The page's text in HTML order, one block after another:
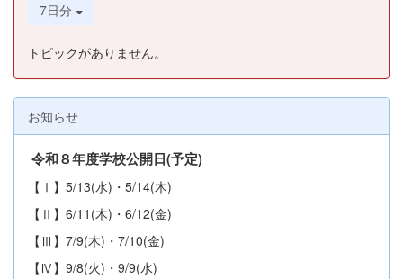
7日分
トピックがありません。
お知らせ
令和８年度学校公開日(予定)
【Ⅰ】5/13(水)・5/14(木)
【Ⅱ】6/11(木)・6/12(金)
【Ⅲ】7/9(木)・7/10(金)
【Ⅳ】9/8(火)・9/9(水)